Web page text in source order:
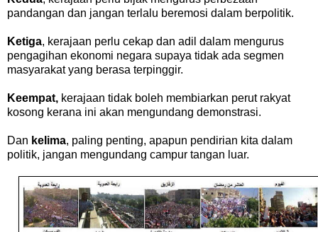
pandangan dan jangan terlalu beremosi dalam berpolitik.
Ketiga, kerajaan perlu cekap dan adil dalam mengurus
pengagihan ekonomi negara supaya tidak ada segmen
masyarakat yang berasa terpinggir.
Keempat, kerajaan tidak boleh membiarkan perut rakyat
kosong kerana ini akan mengundang demonstrasi.
Dan kelima, paling penting, apapun pendirian kita dalam
politik, jangan mengundang campur tangan luar.